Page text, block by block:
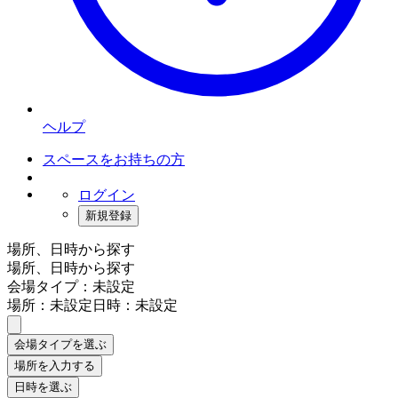
ヘルプ
スペースをお持ちの方
ログイン
新規登録
場所、日時から探す
場所、日時から探す
会場タイプ：未設定
場所：未設定日時：未設定
会場タイプを選ぶ
場所を入力する
日時を選ぶ